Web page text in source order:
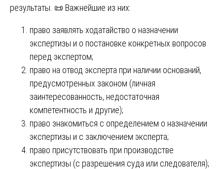
результаты. 📜 Важнейшие из них:
право заявлять ходатайство о назначении
экспертизы и о постановке конкретных вопросов
перед экспертом;
право на отвод эксперта при наличии оснований,
предусмотренных законом (личная
заинтересованность, недостаточная
компетентность и другие);
право знакомиться с определением о назначении
экспертизы и с заключением эксперта;
право присутствовать при производстве
экспертизы (с разрешения суда или следователя);